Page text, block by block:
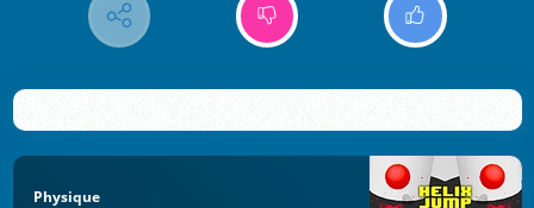
Physique